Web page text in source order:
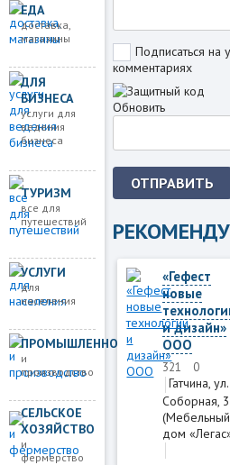
ЕДА
доставка,
магазины
ДЛЯ
БИЗНЕСА
услуги для
ведения
бизнеса
ТУРИЗМ
все для
путешествий
УСЛУГИ
для
населения
ПРОМЫШЛЕННОСТЬ
и
производство
СЕЛЬСКОЕ
ХОЗЯЙСТВО
и
фермерство
Подписаться
комментариях
Обновить
ОТПРАВИТЬ
«Гефест
новые
и дизайн»
ООО
321 0
Гатчина, ул.
Соборная,
(Мебельный
дом